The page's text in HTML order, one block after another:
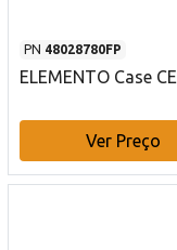
PN 48028780FP
ELEMENTO Case CE
Ver Preço